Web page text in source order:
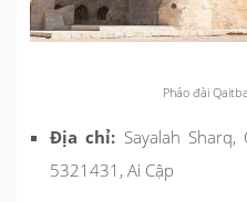
Pháo đài
Địa chỉ: Sayalah
5321431, Ai Cập